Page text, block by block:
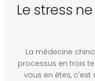
Le stress
La médecine
processus en trois
vous en êtes, c'est